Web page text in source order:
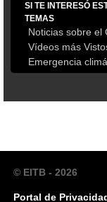
SI TE INTERESÓ
TEMAS
Noticias sobre el
Vídeos más
Emergencia
© EITB - 2026
Portal de